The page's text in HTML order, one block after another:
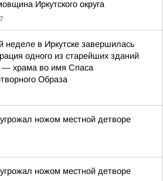
Иркутского округа
неделе в Иркутске завершилась
одного из старейших зданий
— храма во имя Спаса
Образа
ножом местной детворе
ножом местной детворе